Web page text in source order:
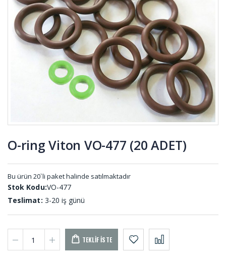
O-ring Viton VO-477 (20 ADET)
Bu ürün 20`li paket halinde satılmaktadır
Stok Kodu:VO-477
Teslimat: 3-20 iş günü
TEKLIF İSTE
Membran
Lastikleri
MEL-001
001
Dolum
Takozu HT-
001
Dikişli
Körükler
KD-001
O-ring
Setler SET-
Levhalar